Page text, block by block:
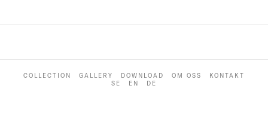
COLLECTION GALLERY DOWNLOAD OM OSS
KONTAKT
SE
EN DE